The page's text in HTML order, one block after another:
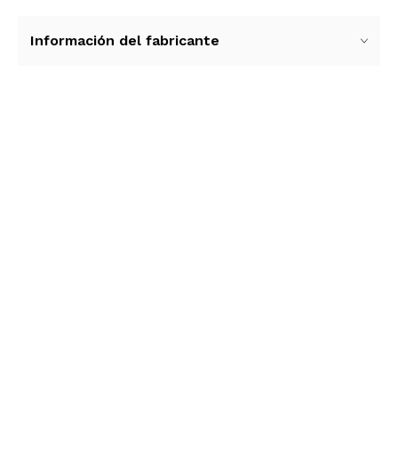
en el complemento perfecto para cualquier
Información del fabricante